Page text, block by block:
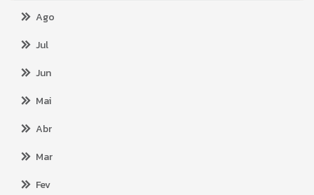
Ago
Jul
Jun
Mai
Abr
Mar
Fev